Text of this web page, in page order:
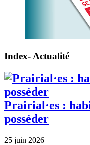
Index- Actualité
Prairial·es :
posséder
25 juin 2026